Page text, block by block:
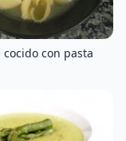
cocido con pasta